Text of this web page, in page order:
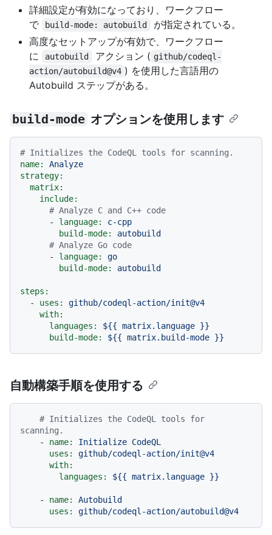
詳細設定が有効になっており、ワークフロー
で
build-mode: autobuild
が指定されている。
高度なセットアップが有効で、ワークフロー
に
autobuild アクション ( github/codeql-
action/autobuild@v4 ) を使用した言語用の
Autobuild ステップがある。
build-mode オプションを使用します
# Initializes the CodeQL tools for scanning.
name:
Analyze
strategy:
matrix:
include:
# Analyze C and C++ code
-
language:
c-cpp
build-mode:
autobuild
# Analyze Go code
-
language:
go
build-mode:
autobuild
steps:
-
uses:
github/codeql-action/init@v4
with:
languages:
${{ matrix.language }}
build-mode:
${{ matrix.build-mode }}
自動構築手順を使用する
# Initializes the CodeQL tools for
scanning.
-
name: Initialize CodeQL
uses:
github/codeql-action/init@v4
with:
languages:
${{ matrix.language }}
- name:
Autobuild
uses:
github/codeql-action/autobuild@v4